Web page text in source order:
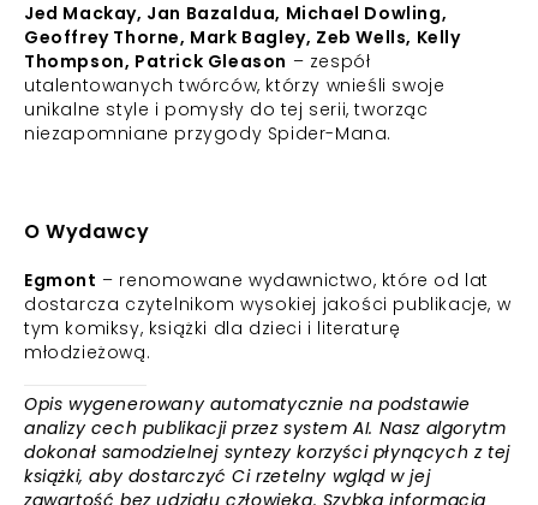
Jed Mackay, Jan Bazaldua, Michael Dowling,
Geoffrey Thorne, Mark Bagley, Zeb Wells, Kelly
Thompson, Patrick Gleason – zespół
utalentowanych twórców, którzy wnieśli swoje
unikalne style i pomysły do tej serii, tworząc
niezapomniane przygody Spider-Mana.
O Wydawcy
Egmont – renomowane wydawnictwo, które od lat
dostarcza czytelnikom wysokiej jakości publikacje, w
tym komiksy, książki dla dzieci i literaturę
młodzieżową.
Opis wygenerowany automatycznie na podstawie
analizy cech publikacji przez system AI. Nasz algorytm
dokonał samodzielnej syntezy korzyści płynących z tej
książki, aby dostarczyć Ci rzetelny wgląd w jej
zawartość bez udziału człowieka. Szybka informacja